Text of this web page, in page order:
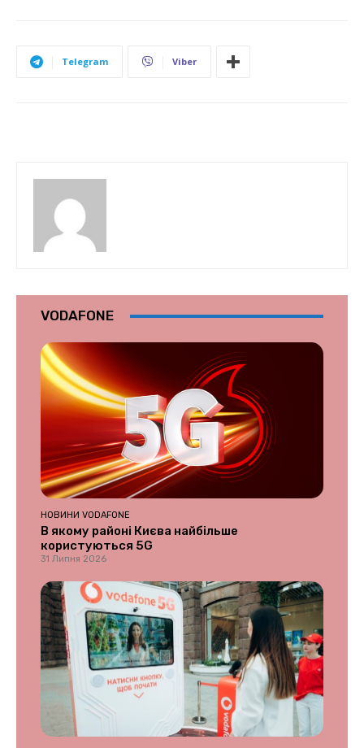
Telegram Viber
VODAFONE
НОВИНИ VODAFONE
В якому районі Києва найбільше
користуються 5G
31 Липня 2026